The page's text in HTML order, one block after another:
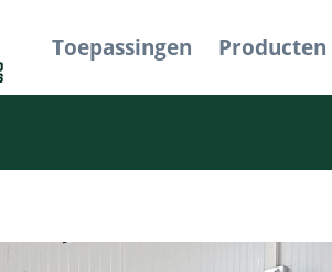
Toepassingen Producten